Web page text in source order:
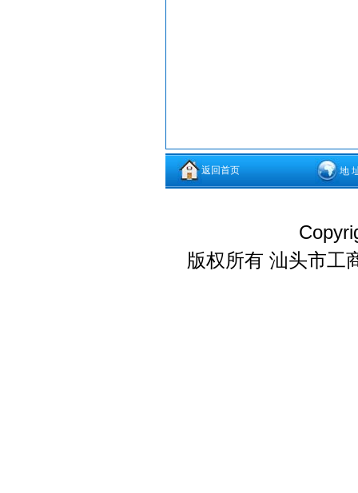
返回首页 地
版权所有 汕头市工